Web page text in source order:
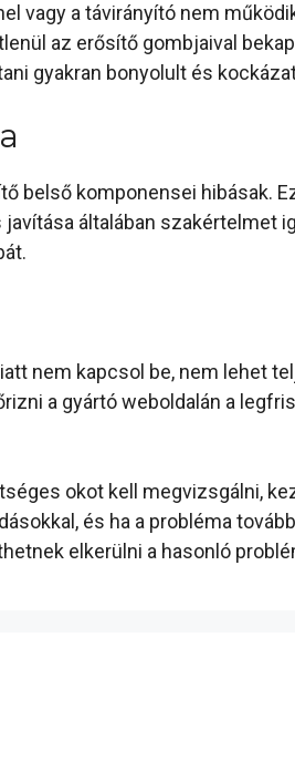
vagy a távirányító nem
az erősítő gombjaival
gyakran bonyolult és
belső komponensei hibásak.
általában szakértelmet
nem kapcsol be, nem lehet
a gyártó weboldalán a
okot kell megvizsgálni,
és ha a probléma
elkerülni a hasonló